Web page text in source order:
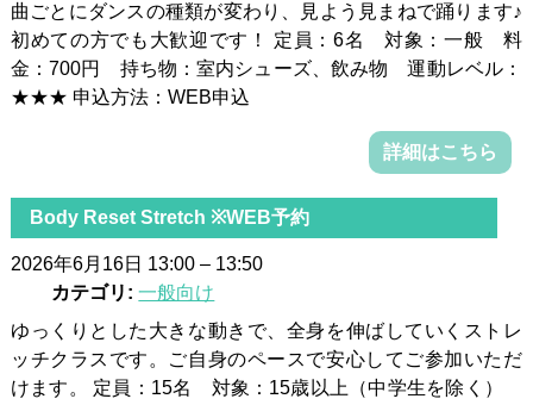
曲ごとにダンスの種類が変わり、見よう見まねで踊ります♪
初めての方でも大歓迎です！ 定員：6名 対象：一般 料
金：700円 持ち物：室内シューズ、飲み物 運動レベル：
★★★ 申込方法：WEB申込
詳細はこちら
Body Reset Stretch ※WEB予約
2026年6月16日 13:00– 13:50
カテゴリ: 一般向け
ゆっくりとした大きな動きで、全身を伸ばしていくストレ
ッチクラスです。ご自身のペースで安心してご参加いただ
けます。 定員：15名 対象：15歳以上（中学生を除く）